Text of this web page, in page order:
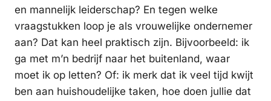
en mannelijk leiderschap? En tegen welke
vraagstukken loop je als vrouwelijke ondernemer
aan? Dat kan heel praktisch zijn. Bijvoorbeeld: ik
ga met m’n bedrijf naar het buitenland, waar
moet ik op letten? Of: ik merk dat ik veel tijd kwijt
ben aan huishoudelijke taken, hoe doen jullie dat